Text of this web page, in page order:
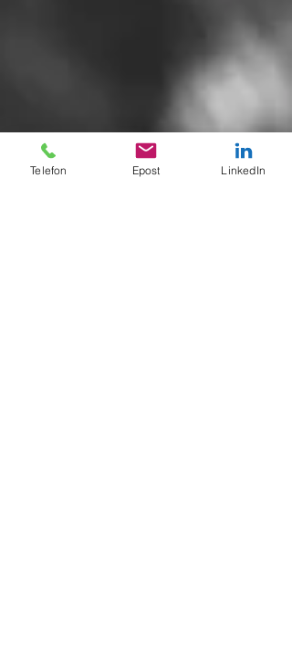
Telefon Epost LinkedIn